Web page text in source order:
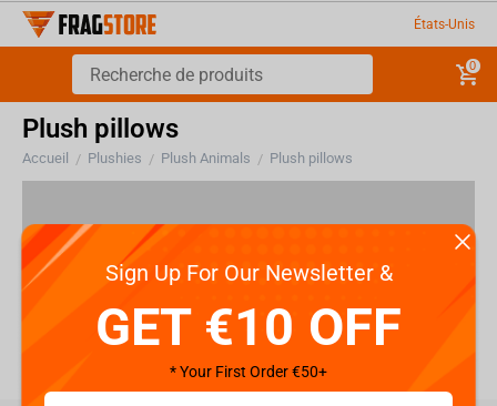
États-Unis
0
Plush pillows
Accueil / Plushies / Plush Animals / Plush pillows
Il n'y a pas de produits dans cette section
Sign Up For Our Newsletter &
GET €10 OFF
* Your First Order €50+